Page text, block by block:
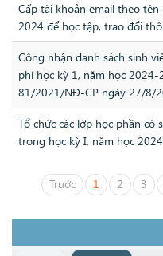
Cấp tài khoản email theo
2024 để học tập, trao đổi
Công nhận danh sách sinh
phí học kỳ 1, năm học
81/2021/NĐ-CP ngày 27/8/
Tổ chức các lớp học phần
trong học kỳ I, năm học
Trước 1 2 3